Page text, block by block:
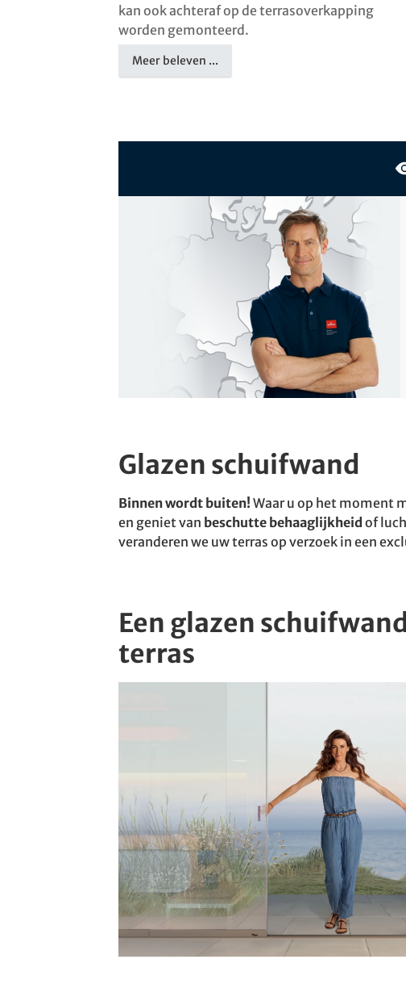
kan ook achteraf op de terrasoverkapping
worden gemonteerd.
Meer beleven ...
Glazen schuifwand
Binnen wordt buiten! Waar u op het moment
en geniet van beschutte behaaglijkheid of
veranderen we uw terras op verzoek in een
Een glazen
terras